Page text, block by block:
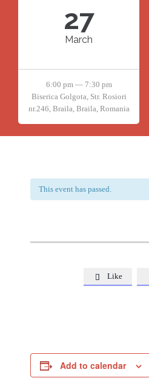
27
March
6:00 pm — 7:30 pm
Biserica Golgota, Str. Rosiori
nr.246, Braila, Braila, Romania
This event has passed.
 Like
Add to calendar